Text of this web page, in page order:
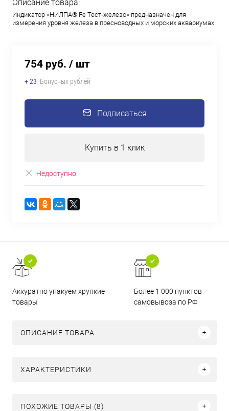
Описание товара:
Индикатор «НИЛПА® Fe Тест-железо» предназначен для
измерения уровня железа в пресноводных и морских аквариумах.
754 руб. / шт
+ 23 Бонусных рублей
Подписаться
Купить в 1 клик
Недоступно
Аккуратно упакуем хрупкие
товары
Более 1 000 пунктов
самовывоза по РФ
ОПИСАНИЕ ТОВАРА
ХАРАКТЕРИСТИКИ
ПОХОЖИЕ ТОВАРЫ (8)